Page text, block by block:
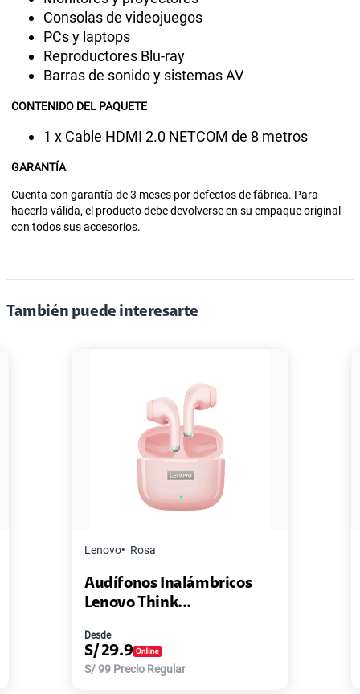
Consolas de videojuegos
PCs y laptops
Reproductores Blu-ray
Barras de sonido y sistemas AV
CONTENIDO DEL PAQUETE
1 x Cable HDMI 2.0 NETCOM de 8 metros
GARANTÍA
Cuenta con garantía de 3 meses por defectos de fábrica. Para
hacerla válida, el producto debe devolverse en su empaque original
con todos sus accesorios.
También puede interesarte
Master G
Pack de 2 Power Bank Mini
Master-G ...
S/77.9
S/168Precio Regular